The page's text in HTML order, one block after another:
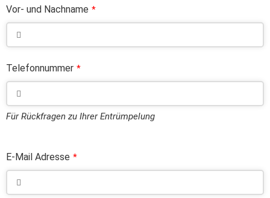
Vor- und Nachname *
Telefonnummer *
Für Rückfragen zu Ihrer Entrümpelung
E-Mail Adresse *